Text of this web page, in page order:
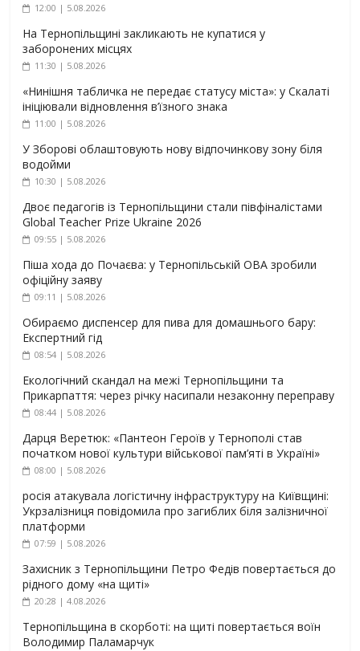
12:00 | 5.08.2026
На Тернопільщині закликають не купатися у
заборонених місцях
11:30 | 5.08.2026
«Нинішня табличка не передає статусу міста»: у Скалаті
ініціювали відновлення в’їзного знака
11:00 | 5.08.2026
У Зборові облаштовують нову відпочинкову зону біля
водойми
10:30 | 5.08.2026
Двоє педагогів із Тернопільщини стали півфіналістами
Global Teacher Prize Ukraine 2026
09:55 | 5.08.2026
Піша хода до Почаєва: у Тернопільській ОВА зробили
офіційну заяву
09:11 | 5.08.2026
Обираємо диспенсер для пива для домашнього бару:
Експертний гід
08:54 | 5.08.2026
Екологічний скандал на межі Тернопільщини та
Прикарпаття: через річку насипали незаконну переправу
08:44 | 5.08.2026
Дарця Веретюк: «Пантеон Героїв у Тернополі став
початком нової культури військової пам’яті в Україні»
08:00 | 5.08.2026
росія атакувала логістичну інфраструктуру на Київщині:
Укрзалізниця повідомила про загиблих біля залізничної
платформи
07:59 | 5.08.2026
Захисник з Тернопільщини Петро Федів повертається до
рідного дому «на щиті»
20:28 | 4.08.2026
Тернопільщина в скорботі: на щиті повертається воїн
Володимир Паламарчук